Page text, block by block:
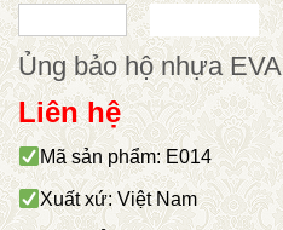
Ủng bảo hộ nhựa
Liên hệ
Mã sản phẩm: E014
Xuất xứ: Việt Nam